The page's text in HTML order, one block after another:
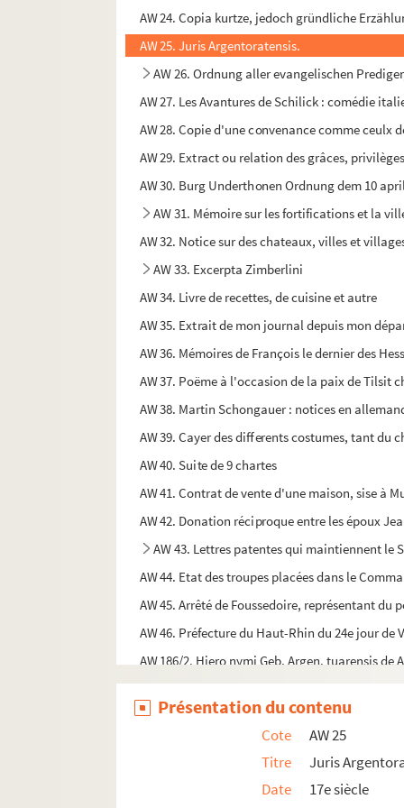
AW 24. Copia kurtze, jedoch gründliche
AW 25. Juris Argentoratensis.
AW 26. Ordnung aller evangelischen
AW 27. Les Avantures de Schilick : comédie
AW 28. Copie d'une convenance comme ceulx
AW 29. Extract ou relation des grâces,
AW 30. Burg Underthonen Ordnung dem 10
AW 31. Mémoire sur les fortifications et la
AW 32. Notice sur des chateaux, villes et
AW 33. Excerpta Zimberlini
AW 34. Livre de recettes, de cuisine et autre
AW 35. Extrait de mon journal depuis mon
AW 36. Mémoires de François le dernier des
AW 37. Poëme à l'occasion de la paix de Tilsit
AW 38. Martin Schongauer : notices en
AW 39. Cayer des differents costumes, tant du
AW 40. Suite de 9 chartes
AW 41. Contrat de vente d'une maison, sise à
AW 42. Donation réciproque entre les époux
AW 43. Lettres patentes qui maintiennent le
AW 44. Etat des troupes placées dans le
AW 45. Arrêté de Foussedoire, représentant
AW 46. Préfecture du Haut-Rhin du 24e jour
AW 186/2. Hiero nymi Geb. Argen. tuarensis
AW 186/3. Gravissimæ sacrilegii, ac
AW 190/2. Liste des chateaux du Sundgau et
AW 190/3. Strictura et emendationes ad
AW 190/4. Das obere Elsaß
AW 302/2. J. D. Schoepflin, antiquitates
Présentation du contenu
Cote
AW 25
Titre
Juris
Date
17e siècle